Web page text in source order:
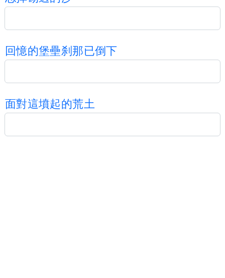
回憶的堡壘刹 那已倒下
面對這墳起的荒土